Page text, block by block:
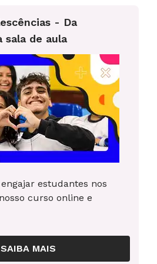
tempos verbais e marque
o uso do presente
contínuo.
identifiquem os
pelo autor do texto e
o uso dos tempos verbais.
ela seja enviada por e-
as diferenças
- Da
sala de aula
estudantes nos
curso online e
SAIBA MAIS